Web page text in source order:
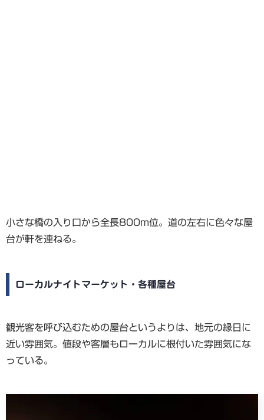
小さな橋の入り口から全長800m位。道の左右に色々な屋
台が軒を連ねる。
ローカルナイトマーケット・各種屋台
観光客を呼び込むための屋台というよりは、地元の縁日に
近い雰囲気。値段や客層もローカルに根付いた雰囲気にな
っている。